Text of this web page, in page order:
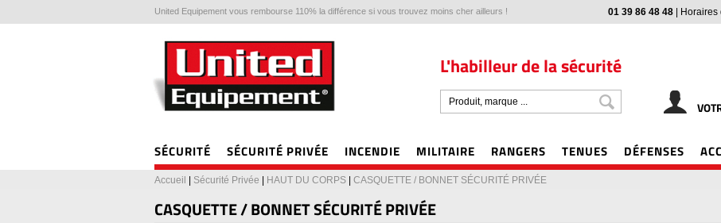
United Equipement vous rembourse 110% la différence si vous trouvez moins cher ailleurs ! 01 39 86 48 48 Horaires
L'habilleur de la sécurité
SÉCURITÉ SÉCURITÉ PRIVÉE INCENDIE MILITAIRE RANGERS TENUES DÉFENSES
Accueil Sécurité Privée HAUT DU CORPS CASQUETTE / BONNET SÉCURITÉ PRIVÉE
CASQUETTE / BONNET SÉCURITÉ PRIVÉE